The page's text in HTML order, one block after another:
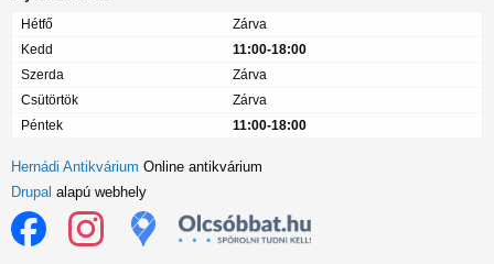
Hétfő
Zárva
Kedd
11:00-18:00
Szerda
Zárva
Csütörtök
Zárva
Péntek
11:00-18:00
Hernádi Antikvárium Online antikvárium
Drupal alapú webhely